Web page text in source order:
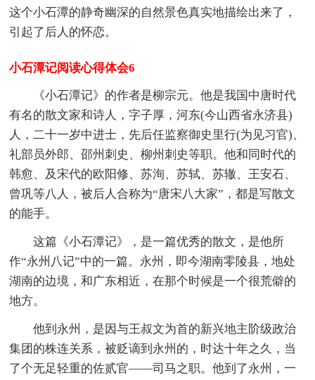
这个小石潭的静奇幽深的自然景色真实地描绘出来了，
引起了后人的怀恋。
小石潭记阅读心得体会6
《小石潭记》的作者是柳宗元。他是我国中唐时代
有名的散文家和诗人，字子厚，河东(今山西省永济县)
人，二十一岁中进士，先后任监察御史里行(为见习官)、
礼部员外郎、邵州刺史、柳州刺史等职。他和同时代的
韩愈、及宋代的欧阳修、苏洵、苏轼、苏辙、王安石、
曾巩等八人，被后人合称为“唐宋八大家”，都是写散文
的能手。
这篇《小石潭记》，是一篇优秀的散文，是他所
作“永州八记”中的一篇。永州，即今湖南零陵县，地处
湖南的边境，和广东相近，在那个时候是一个很荒僻的
地方。
他到永州，是因与王叔文为首的新兴地主阶级政治
集团的株连关系，被贬谪到永州的，时达十年之久，当
了个无足轻重的佐贰官——司马之职。他到了永州，一